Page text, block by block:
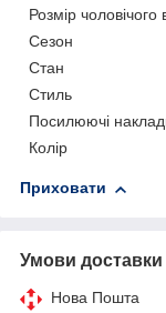
Розмір чоловічого
Сезон
Стан
Стиль
Посилюючі
Колір
Приховати
Умови доставки
Нова Пошта